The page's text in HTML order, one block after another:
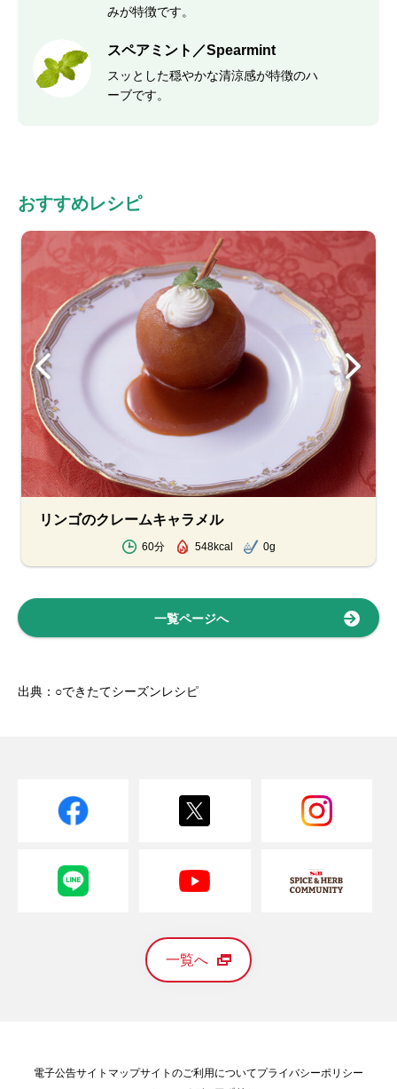
みが特徴です。
スペアミント／Spearmint
スッとした穏やかな清涼感が特徴のハ
ーブです。
おすすめレシピ
リンゴのクレームキャラメル
60分 548kcal 0g
一覧ページへ
出典：○できたてシーズンレシピ
一覧へ
電子公告サイトマップサイトのご利用についてプライバシーポリシー